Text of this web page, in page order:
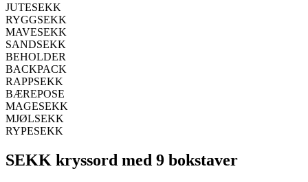
JUTESEKK
RYGGSEKK
MAVESEKK
SANDSEKK
BEHOLDER
BACKPACK
RAPPSEKK
BÆREPOSE
MAGESEKK
MJØLSEKK
RYPESEKK
SEKK kryssord med 9 bokstaver